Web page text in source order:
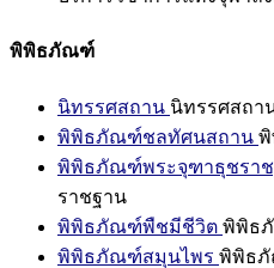
พิพิธภัณฑ์
นิทรรศสถาน นิทรรศสถา
พิพิธภัณฑ์ชลทัศนสถาน
พิพิธภัณฑ์พระจุฑาธุชรา
ราชฐาน
พิพิธภัณฑ์พืชมีชีวิต พิพิธ
พิพิธภัณฑ์สมุนไพร พิพิธ